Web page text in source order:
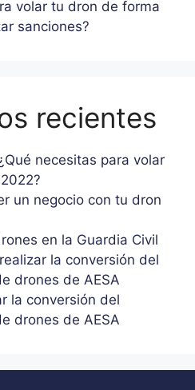
volar tu dron de forma
sanciones?
recientes
necesitas para volar
un negocio con tu dron
en la Guardia Civil
la conversión del
drones de AESA
la conversión del
drones de AESA